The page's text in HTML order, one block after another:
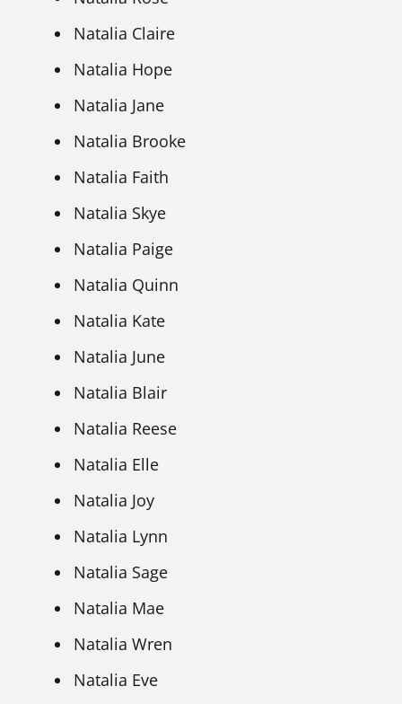
Natalia Claire
Natalia Hope
Natalia Jane
Natalia Brooke
Natalia Faith
Natalia Skye
Natalia Paige
Natalia Quinn
Natalia Kate
Natalia June
Natalia Blair
Natalia Reese
Natalia Elle
Natalia Joy
Natalia Lynn
Natalia Sage
Natalia Mae
Natalia Wren
Natalia Eve